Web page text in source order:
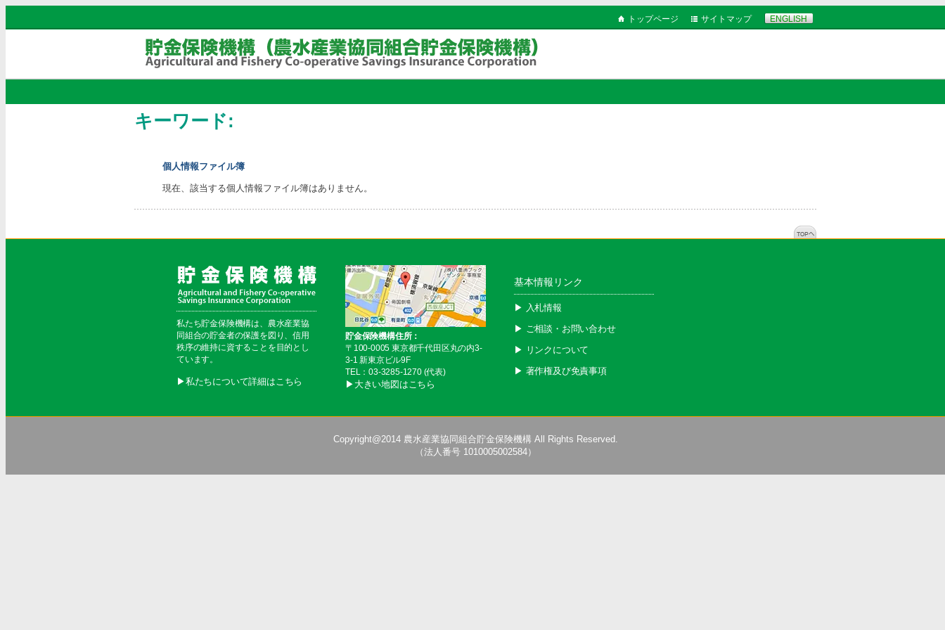
トップページ サイトマップ ENGLISH
キーワード:
個人情報ファイル簿
現在、該当する個人情報ファイル簿はありません。
私たち貯金保険機構は、農水産業協
同組合の貯金者の保護を図り、信用
秩序の維持に資することを目的とし
ています。
▶︎私たちについて詳細はこちら
貯金保険機構住所：
〒100-0005 東京都千代田区丸の内3-
3-1 新東京ビル9F
TEL：03-3285-1270 (代表)
▶︎大きい地図はこちら
基本情報リンク
▶︎ 入札情報
▶︎ ご相談・お問い合わせ
▶︎ リンクについて
▶︎ 著作権及び免責事項
Copyright@2014 農水産業協同組合貯金保険機構All Rights Reserved.
（法人番号 1010005002584）